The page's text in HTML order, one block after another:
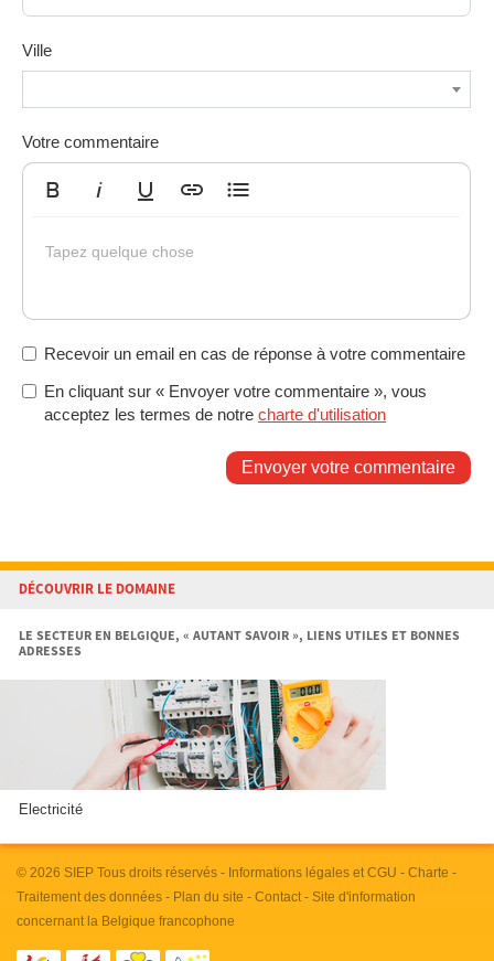
Ville
Votre commentaire
Tapez quelque chose
Recevoir un email en cas de réponse à votre commentaire
En cliquant sur « Envoyer votre commentaire », vous
acceptez les termes de notre charte d'utilisation
Envoyer votre commentaire
DÉCOUVRIR LE DOMAINE
LE SECTEUR EN BELGIQUE, « AUTANT SAVOIR », LIENS UTILES ET BONNES
ADRESSES
Electricité
© 2026 SIEP Tous droits réservés - Informations légales et CGU - Charte -
Traitement des données - Plan du site - Contact - Site d'information
concernant la Belgique francophone